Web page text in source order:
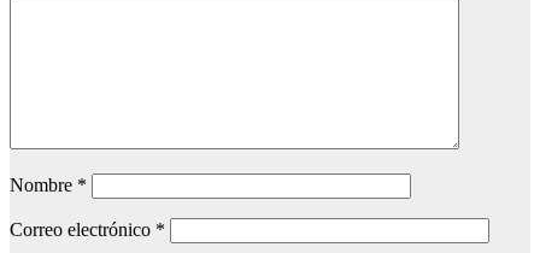
Nombre *
Correo electrónico *